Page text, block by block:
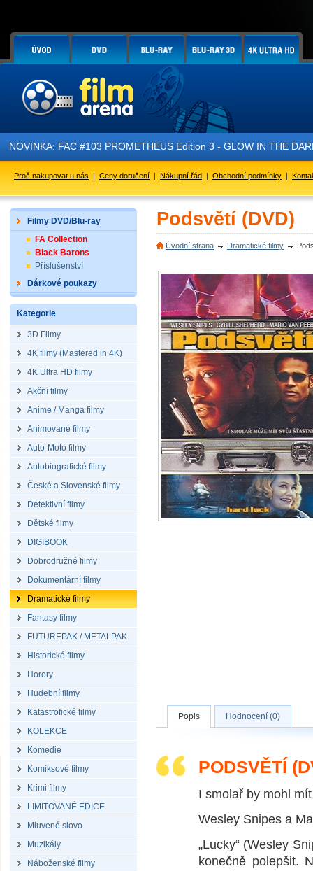
NOVINKA: FAC #103 PROMETHEUS Edition 3 - GLOW IN THE
Proč nakupovat u nás | Ceny doručení | Nákupní řád | Obchodní podmínky |
Filmy DVD/Blu-ray
FA Collection
Black Barons
Příslušenství
Dárkové poukazy
Kategorie
3D Filmy
4K filmy (Mastered in 4K)
4K Ultra HD filmy
Akční filmy
Anime / Manga filmy
Animované filmy
Auto-Moto filmy
Autobiografické filmy
České a Slovenské filmy
Detektivní filmy
Dětské filmy
DIGIBOOK
Dobrodružné filmy
Dokumentární filmy
Dramatické filmy
Fantasy filmy
FUTUREPAK / METALPAK
Historické filmy
Horory
Hudební filmy
Katastrofické filmy
KOLEKCE
Komedie
Komiksové filmy
Krimi filmy
LIMITOVANÉ EDICE
Mluvené slovo
Muzikály
Náboženské filmy
Podsvětí (DVD)
Úvodní strana Dramatické filmy
Popis Hodnocení (0)
PODSVĚTÍ
I smolař by mohl
Wesley Snipes a
„Lucky“ (Wesley
konečně polepšit.